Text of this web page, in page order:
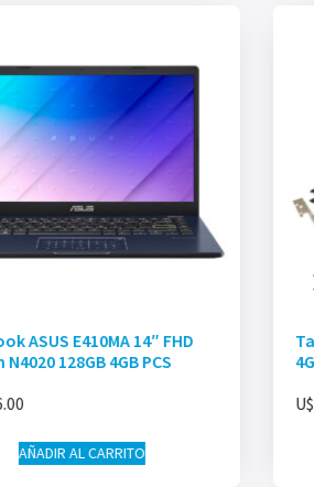
ASUS E410MA 14″ FHD
128GB 4GB PCS
AÑADIR AL CARRITO